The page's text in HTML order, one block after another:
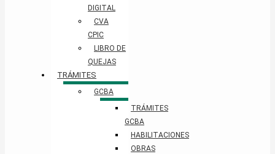
DIGITAL
CVA
CPIC
LIBRO DE
QUEJAS
TRÁMITES
GCBA
TRÁMITES
GCBA
HABILITACIONES
OBRAS